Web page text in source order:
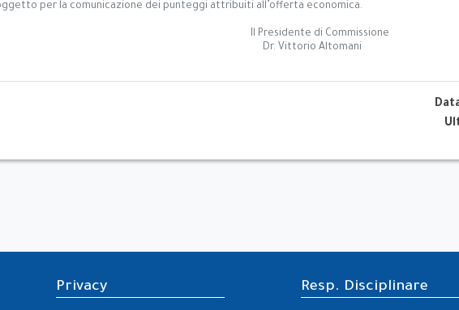
per la comunicazione dei punteggi attribuiti all’offerta economica.
Il Presidente di Commissione
Dr. Vittorio Altomani
Privacy Resp. Disciplinare